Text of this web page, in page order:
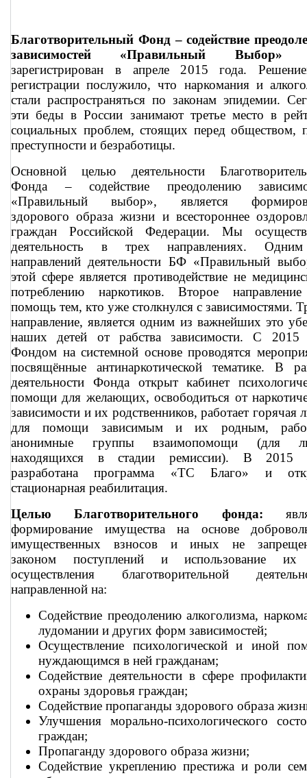
Благотворительный Фонд – содействие
зависимостей «Правильный Выбор»
зарегистрирован в апреле 2015 года.
регистрации послужило, что наркомания и
стали распространяться по законам эпидемии.
эти беды в России занимают третье место в
социальных проблем, стоящих перед обществом,
преступности и безработицы.
Основной целью деятельности
Фонда – содействие преодолению
«Правильный выбор», является
здорового образа жизни и всестороннее
граждан Российской Федерации. Мы
деятельность в трех направлениях.
направлений деятельности БФ «Правильный
этой сфере является противодействие не
потреблению наркотиков. Второе
помощь тем, кто уже столкнулся с зависимостями.
направление, является одним из важнейших это
наших детей от рабства зависимости. С 2015
Фондом на системной основе проводятся
посвящённые антинаркотической тематике. В
деятельности Фонда открыт кабинет
помощи для желающих, освободиться от
зависимости и их родственников, работает горячая
для помощи зависимым и их родным,
анонимные группы взаимопомощи (для
находящихся в стадии ремиссии). В 2015
разработана программа «ТС Благо» и
стационарная реабилитация.
Целью Благотворительного фонда:
формирование имущества на основе
имущественных взносов и иных не
законом поступлений и использование
осуществления благотворительной
направленной на:
Содействие преодолению алкоголизма,
лудомании и других форм зависимостей;
Осуществление психологической и иной
нуждающимся в ней гражданам;
Содействие деятельности в сфере
охраны здоровья граждан;
Содействие пропаганды здорового образа
Улучшения морально-психологического
граждан;
Пропаганду здорового образа жизни;
Содействие укреплению престижа и роли